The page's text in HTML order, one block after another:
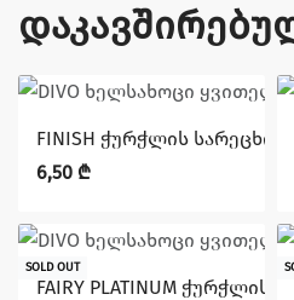
FINISH ჭურჭლის სარეცხი
6,50 ₾
SOLD OUT
FAIRY PLATINUM